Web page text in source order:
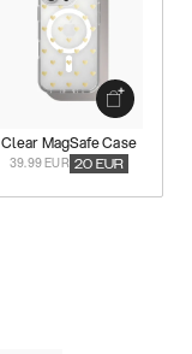
Clear MagSafe Case
39.99 EUR 20 EUR